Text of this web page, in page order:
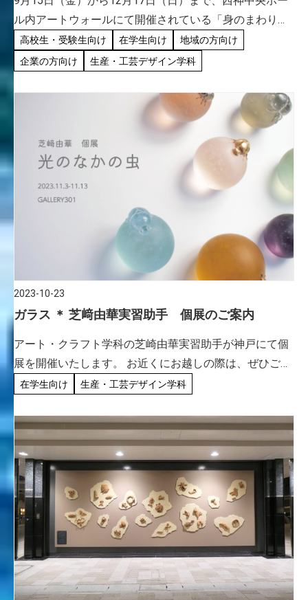
ル内アートウォールにて開催されている「身のまわりの
デザイン展」は本学プロダクト・インテリアデザイン学
科学生有志で企画された展示です。 去る10月19日
高校生・受験生向け 在学生向け
地域の方向け
企業の方向け
生産・工芸デザイン学科
2023-10-23
ガラス ＊ 芝﨑由華実習助手 個展のご案内
アート・クラフト学科の芝崎由華実習助手が神戸にて個
展を開催いたします。 お近くにお越しの際は、ぜひご高
覧ください。 芝﨑由華 個展「光のなかの虫」 2023年
在学生向け 生産・工芸デザイン学科